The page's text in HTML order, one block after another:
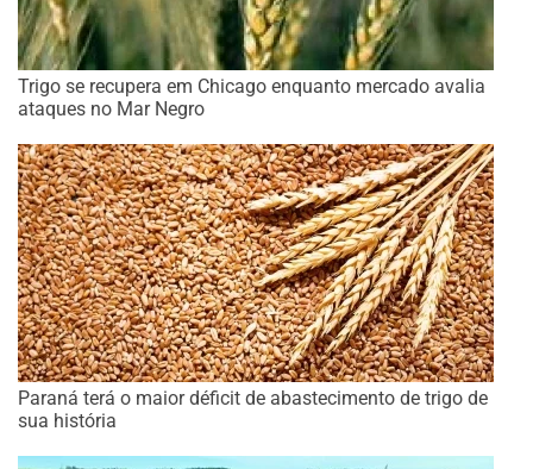
Trigo se recupera em Chicago enquanto mercado avalia
ataques no Mar Negro
Paraná terá o maior déficit de abastecimento de trigo de
sua história